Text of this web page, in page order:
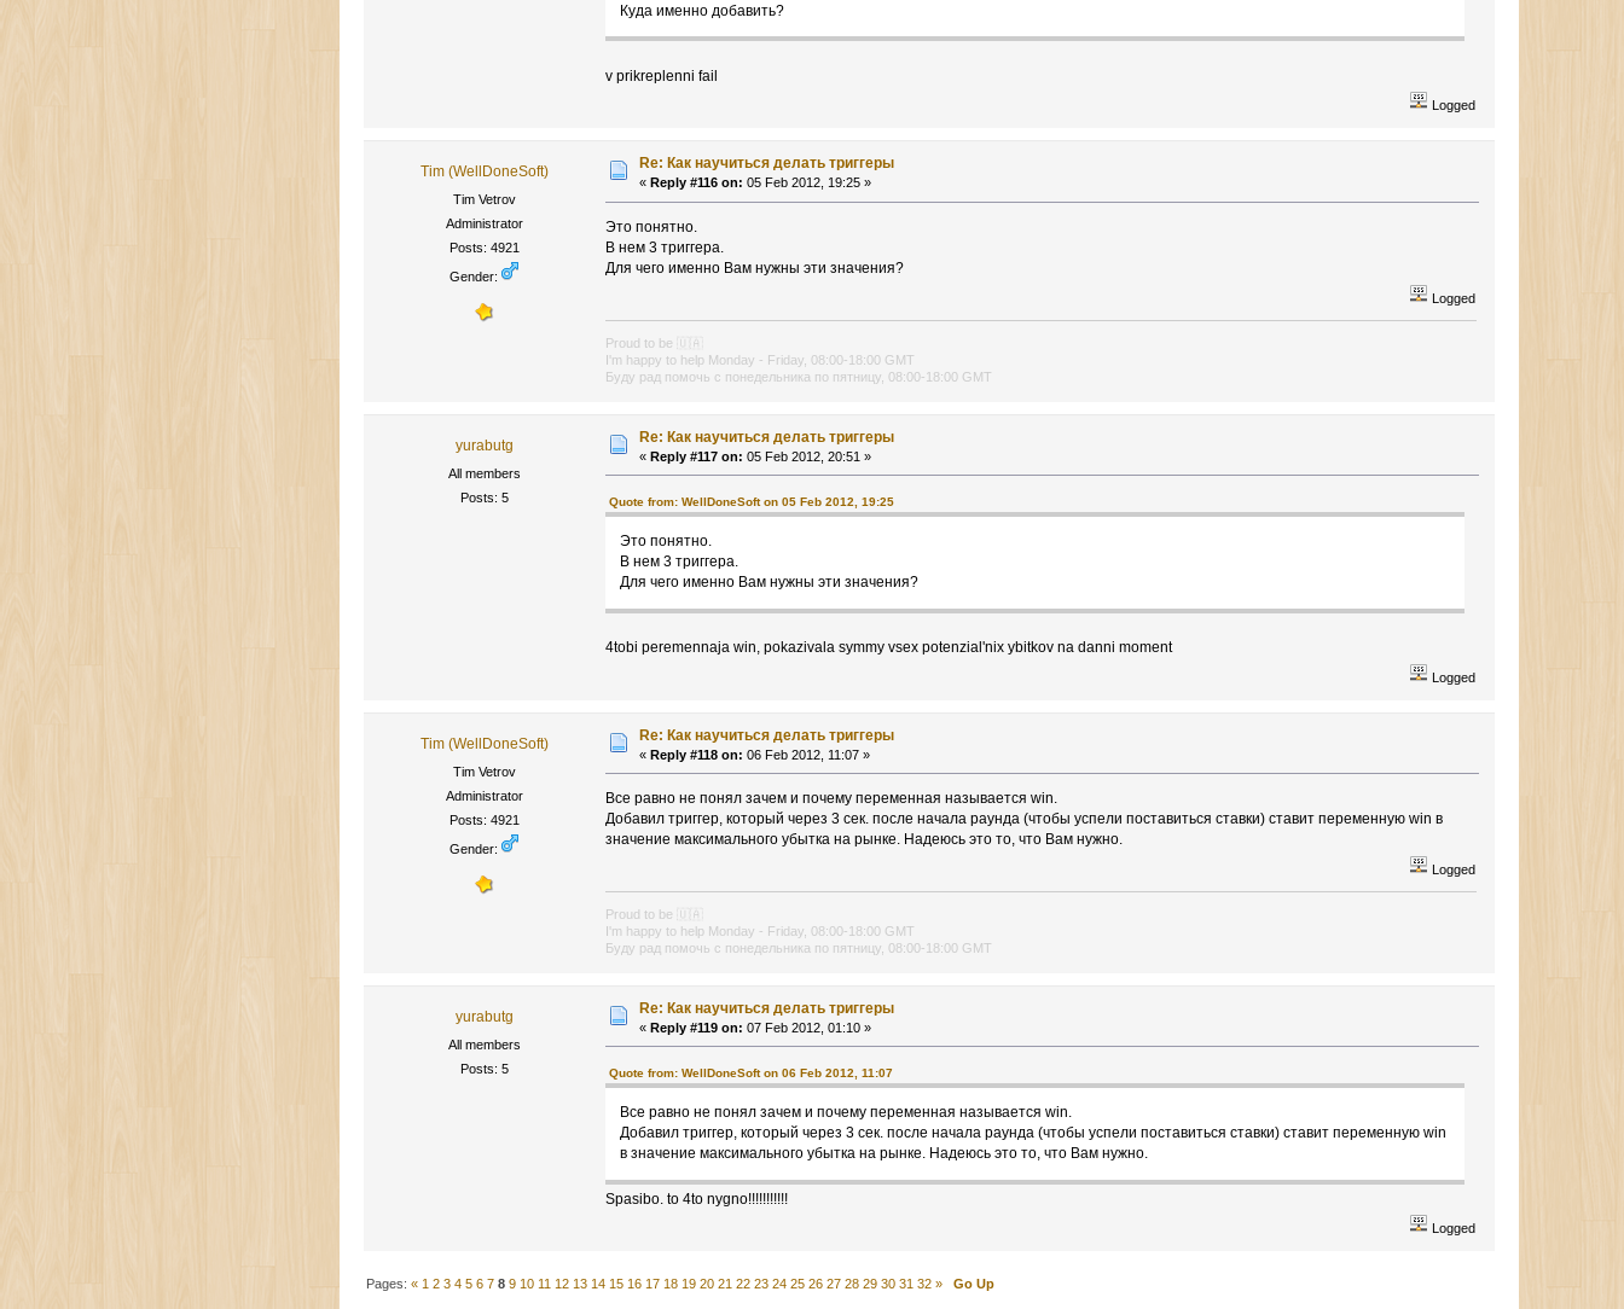
Куда именно добавить?
v prikreplenni fail
Logged
Tim (WellDoneSoft)
Tim Vetrov
Administrator
Posts: 4921
Gender:
Re: Как научиться делать триггеры
« Reply #116 on: 05 Feb 2012, 19:25 »
Это понятно.
В нем 3 триггера.
Для чего именно Вам нужны эти значения?
Logged
Proud to be
🇺🇦
I'm happy to help Monday - Friday, 08:00-18:00 GMT
Буду рад помочь с понедельника по пятницу, 08:00-18:00 GMT
yurabutg
All members
Posts: 5
Re: Как научиться делать триггеры
«Reply #117 on: 05 Feb 2012, 20:51 »
Quote from: WellDoneSoft on 05 Feb 2012, 19:25
Это понятно.
В нем 3 триггера.
Для чего именно Вам нужны эти значения?
4tobi peremennaja win, pokazivala symmy vsex potenzial'nix ybitkov na danni moment
Logged
Tim (WellDoneSoft)
Tim Vetrov
Administrator
Posts: 4921
Gender:
Re: Как научиться делать триггеры
«Reply #118 on: 06 Feb 2012, 11:07 »
Все равно не понял зачем и почему переменная называется win.
Добавил триггер, который через 3 сек. после начала раунда (чтобы успели поставиться ставки) ставит переменную win в
значение максимального убытка на рынке. Надеюсь это то, что Вам нужно.
Logged
Proud to be
🇺🇦
I'm happy to help Monday - Friday, 08:00-18:00 GMT
Буду рад помочь с понедельника по пятницу, 08:00-18:00 GMT
yurabutg
All members
Posts: 5
Re: Как научиться делать триггеры
«Reply #119 on: 07 Feb 2012, 01:10 »
Quote from: WellDoneSoft on 06 Feb 2012, 11:07
Все равно не понял зачем и почему переменная называется win.
Добавил триггер, который через 3 сек. после начала раунда (чтобы успели поставиться ставки) ставит переменную win
в значение максимального убытка на рынке. Надеюсь это то, что Вам нужно.
Spasibo. to 4to nygno!!!!!!!!!!!
Logged
Pages:« 1 2 3 4 5 6 7 8 9 10 11 12 13 14 15 16 17 18 19 20 21 22 23 24 25 26 27 28 29 30 31 32 » Go Up